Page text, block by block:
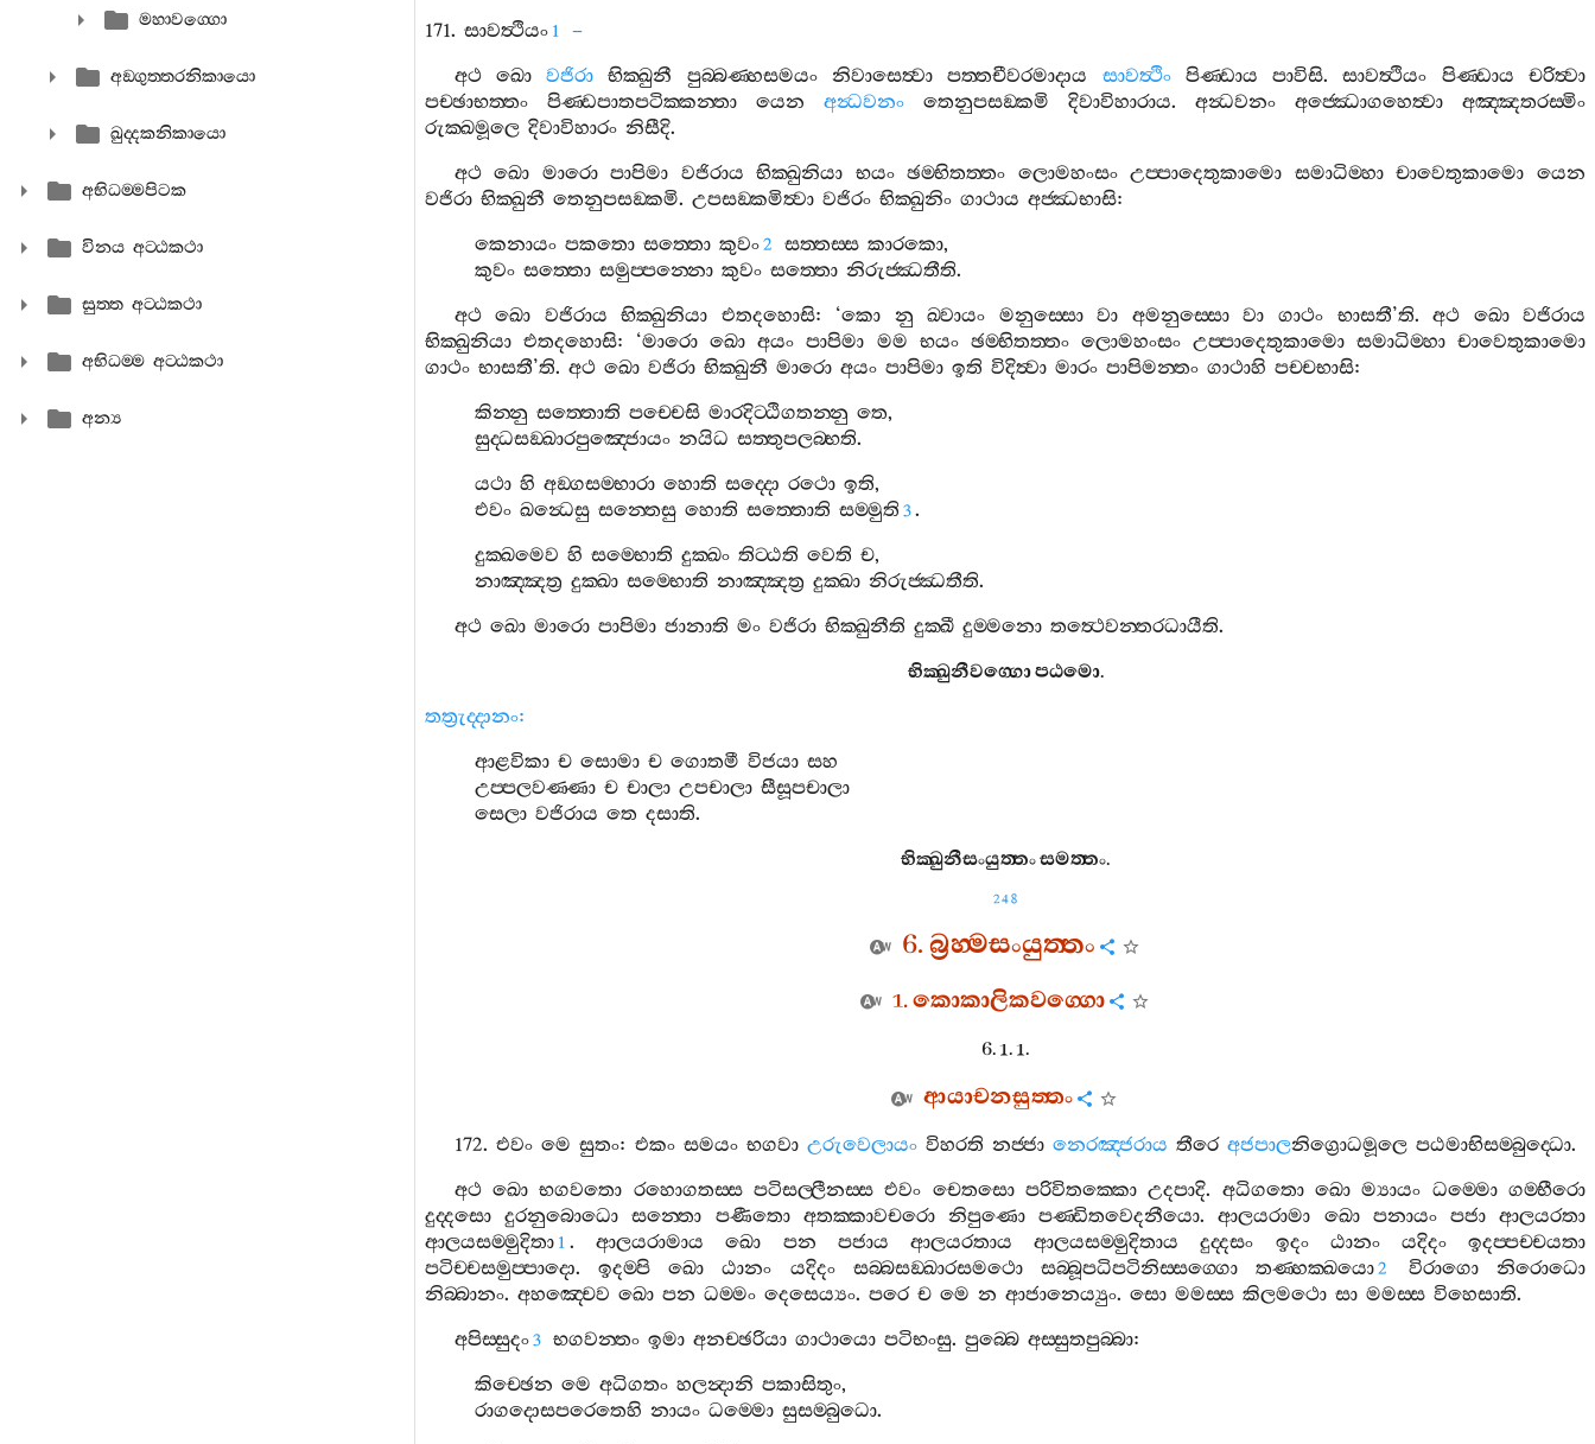
මහාවග‍්ගො
අඞ‍්ගුත‍්තරනිකායො
ඛුද‍්දකනිකායො
අභිධම‍්මපිටක
විනය අට‍්ඨකථා
සුත‍්ත අට‍්ඨකථා
අභිධම‍්ම අට‍්ඨකථා
අන්‍ය
171. සාවත්‍ථියං 1
–
අථ
ඛො වජිරා භික‍්ඛුනී පුබ‍්බණ‍්හසමයං නිවාසෙත්‍වා පත‍්තචීවරමාදාය සාවත්‍ථිං පිණ‍්ඩාය පාවිසි.සාවත්‍ථියං පිණ‍්ඩාය
චරිත්‍වා
පච‍්ඡාභත‍්තං
පිණ‍්ඩපාතපටික‍්කන‍්තා යෙන අන්‍ධවනං තෙනුපසඞ‍්කමි දිවාවිහාරාය. අන්‍ධවනං අජ‍්ඣොගහෙත්‍වා
අඤ‍්ඤතරස‍්මිං
රුක‍්ඛමූලෙ දිවාවිහාරං නිසීදි.
අථ ඛො මාරො පාපිමා වජිරාය භික‍්ඛුනියා භයං ඡම‍්භිතත‍්තං ලොමහංසං උප‍්පාදෙතුකාමො සමාධිම‍්හා චාවෙතුකාමො යෙන
වජිරා භික‍්ඛුනී තෙනුපසඞ‍්කමි. උපසඞ‍්කමිත්‍වා වජිරං භික‍්ඛුනිං ගාථාය අජ‍්ඣභාසි:
කෙනායං පකතො සත‍්තො කුවං2 සත‍්තස‍්ස කාරකො,
කුවං සත‍්තො සමුප‍්පන‍්නො කුවං සත‍්තො නිරුජ‍්ඣතීති.
අථ
ඛො වජිරාය භික‍්ඛුනියා එතදහොසි: ‘කො නු ඛ‍්වායං මනුස‍්සො වා අමනුස‍්සො වා ගාථං භාසතී’ති.අථ ඛො
වජිරාය
භික‍්ඛුනියා එතදහොසි: ‘මාරො ඛො අයං පාපිමා මම භයං ඡම‍්භිතත‍්තං ලොමහංසං උප‍්පාදෙතුකාමො සමාධිම‍්හා චාවෙතුකාමො
ගාථං භාසතී’ති. අථ ඛො වජිරා භික‍්ඛුනී මාරො අයං පාපිමා ඉති විදිත්‍වා මාරං පාපිමන‍්තං ගාථාහි පච‍්චභාසි:
කින‍්නු සත‍්තොති පච‍්චෙසි මාරදිට‍්ඨිගතන‍්නු තෙ,
සුද‍්ධසඞ‍්ඛාරපුඤ‍්ජොයං නයිධ සත‍්තුපලබ‍්භති.
යථා හි අඞ‍්ගසම‍්භාරා හොති සද‍්දො රථො ඉති,
එවං ඛන්‍ධෙසු සන‍්තෙසු හොති සත‍්තොති සම‍්මුති 3.
දුක‍්ඛමෙව හි සම‍්භොති දුක‍්ඛං තිට‍්ඨති වෙති ච,
නාඤ‍්ඤත්‍ර දුක‍්ඛා සම‍්භොති නාඤ‍්ඤත්‍ර දුක‍්ඛා නිරුජ‍්ඣතීති.
අථ ඛො මාරො පාපිමා ජානාති මං වජිරා භික‍්ඛුනීති දුක‍්ඛී දුම‍්මනො තත්‍ථෙවන‍්තරධායීති.
භික‍්ඛුනීවග‍්ගොපඨමො.
තත්‍රුද‍්දානං:
ආළවිකා ච සොමා ච ගොතමී විජයා සහ
උප‍්පලවණ‍්ණා ච චාලා උපචාලා සීසූපචාලා
සෙලා වජිරාය තෙ දසාති.
භික‍්ඛුනීසංයුත‍්තංසමත‍්තං.
248
6.බ්‍රහ‍්මසංයුත‍්තං
1.කොකාලිකවග‍්ගො
6. 1. 1.
ආයාචනසුත‍්තං
172. එවං මෙ සුතං: එකං සමයං භගවා උරුවෙලායං විහරති නජ‍්ජා නෙරඤ‍්ජරාය තීරෙ අජපාලනිග්‍රොධමූලෙ පඨමාභිසම‍්බුද‍්ධො.
අථ ඛො භගවතො රහොගතස‍්ස පටිසල‍්ලීනස‍්ස එවං චෙතසො පරිවිතක‍්කො උදපාදි. අධිගතො ඛො ම්‍යායං ධම‍්මො ගම‍්භීරො
දුද‍්දසො දුරනුබොධො සන‍්තො පණීතො අතක‍්කාවචරො නිපුණො පණ‍්ඩිතවෙදනීයො.ආලයරාමා ඛො පනායං පජා ආලයරතා
ආලයසම‍්මුදිතා 1 .ආලයරාමාය ඛො පන පජාය ආලයරතාය ආලයසම‍්මුදිතාය දුද‍්දසං ඉදං ඨානං යදිදං
ඉදප‍්පච‍්චයතා
පටිච‍්චසමුප‍්පාදො.ඉදම‍්පි ඛො ඨානං යදිදං සබ‍්බසඞ‍්ඛාරසමථො සබ‍්බූපධිපටිනිස‍්සග‍්ගො තණ‍්හක‍්ඛයො2 විරාගො
නිරොධො
නිබ‍්බානං. අහඤ‍්චෙව ඛො පන ධම‍්මං දෙසෙය්‍යං. පරෙ ච මෙ න ආජානෙය්‍යුං. සො මමස‍්ස කිලමථො සා මමස‍්ස විහෙසාති.
අපිස‍්සුදං3 භගවන‍්තං ඉමා අනච‍්ඡරියා ගාථායො පටිභංසු. පුබ‍්බෙ අස‍්සුතපුබ‍්බා:
කිච‍්ඡෙන මෙ අධිගතං හලන්‍දානි පකාසිතුං,
රාගදොසපරෙතෙහි නායං ධම‍්මො සුසම‍්බුධො.